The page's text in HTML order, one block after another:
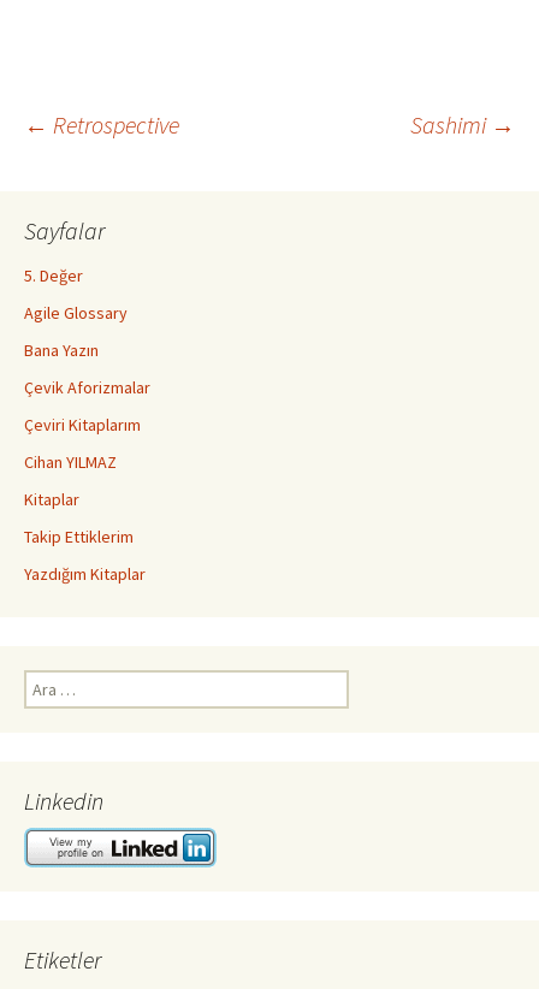
Yazı
dolaşımı
← Retrospective Sashimi →
Sayfalar
5. Değer
Agile Glossary
Bana Yazın
Çevik Aforizmalar
Çeviri Kitaplarım
Cihan YILMAZ
Kitaplar
Takip Ettiklerim
Yazdığım Kitaplar
Arama:
Linkedin
Etiketler